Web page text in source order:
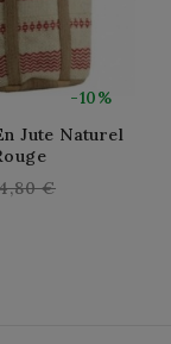
-10%
Jute Naturel
€